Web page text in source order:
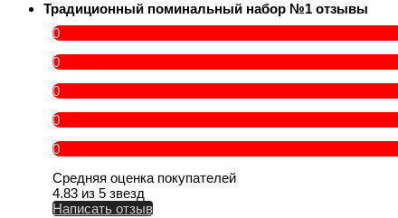
Традиционный поминальный набор №1 отзывы
0
0
0
0
0
Средняя оценка покупателей
4.83 из 5 звезд
Написать отзыв